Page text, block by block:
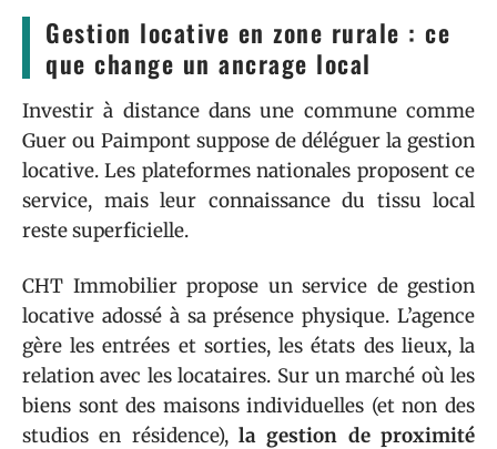
Gestion locative en zone rurale : ce
que change un ancrage local
Investir à distance dans une commune comme
Guer ou Paimpont suppose de déléguer la gestion
locative. Les plateformes nationales proposent ce
service, mais leur connaissance du tissu local
reste superficielle.
CHT Immobilier propose un service de gestion
locative adossé à sa présence physique. L’agence
gère les entrées et sorties, les états des lieux, la
relation avec les locataires. Sur un marché où les
biens sont des maisons individuelles (et non des
studios en résidence), la gestion de proximité